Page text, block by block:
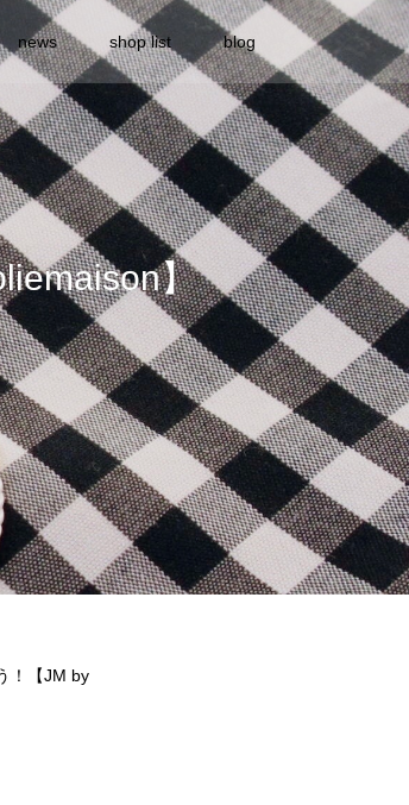
news shop list blog
】
！【JM by